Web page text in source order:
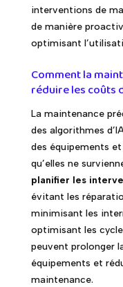
interventions de
de manière
optimisant
Comment la
réduire les coûts
La maintenance
des algorithmes
des équipements
qu’elles ne
planifier les
évitant les
minimisant les
optimisant les
peuvent prolonger
équipements et
maintenance.